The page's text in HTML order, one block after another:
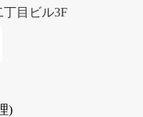
目ビル3F
)